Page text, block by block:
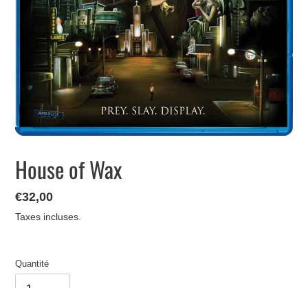
House of Wax
Prix
normal
€32,00
Taxes incluses.
Quantité